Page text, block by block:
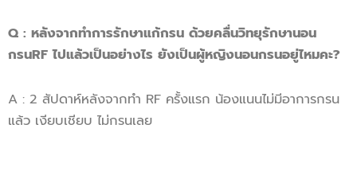
Q : หลังจากทำการรักษาแก้กรน ด้วยคลื่นวิทยุรักษานอน
กรนRF ไปแล้วเป็นอย่างไร ยังเป็นผู้หญิงนอนกรนอยู่ไหมคะ?
A : 2 สัปดาห์หลังจากทำ RF ครั้งแรก น้องแนนไม่มีอาการกรน
แล้ว เงียบเชียบ ไม่กรนเลย